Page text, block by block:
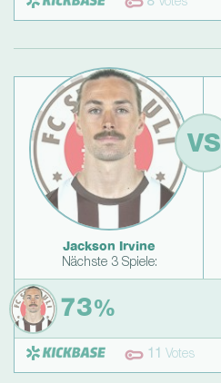
8 Votes
Jackson Irvine
Nächste 3 Spiele:
VS
73%
11 Votes